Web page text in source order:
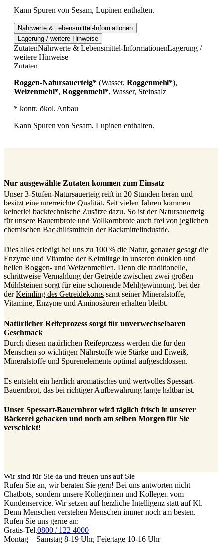
Kann Spuren von Sesam, Lupinen enthalten.
Nährwerte & Lebensmittel-Informationen
Lagerung / weitere Hinweise
ZutatenNährwerte & Lebensmittel-InformationenLagerung /
weitere Hinweise
Zutaten
Roggen-Natursauerteig* (Wasser, Roggenmehl*),
Weizenmehl*, Roggenmehl*, Wasser, Steinsalz
* kontr. ökol. Anbau
Kann Spuren von Sesam, Lupinen enthalten.
Nur ausgewählte Zutaten kommen zum Einsatz
Unser 3-Stufen-Natursauerteig reift in 20 Stunden heran und
besitzt eine unerreichte Qualität. Seit vielen Jahren kommen
keinerlei backtechnische Zusätze dazu. So ist der Natursauerteig
für unsere Bauernbrote und Vollkornbrote auch frei von jeglichen
chemischen Backhilfsmitteln der Backmittelindustrie.
Dies alles erledigt bei uns zu 100 % die Natur, genauer gesagt die
Enzyme und Vitamine der Keimlinge in unseren dunklen und
hellen Roggen- und Weizenmehlen. Denn die traditionelle,
schrittweise Vermahlung der Getreide zwischen zwei großen
Mühlsteinen sorgt für eine schonende Mehlgewinnung, bei der
derKeimling des Getreidekorns samt seiner Mineralstoffe,
Vitamine, Enzyme und Aminosäuren erhalten bleibt.
Natürlicher Reifeprozess sorgt für unverwechselbaren
Geschmack
Durch diesen natürlichen Reifeprozess werden die für den
Menschen so wichtigen Nährstoffe wie Stärke und Eiweiß,
Mineralstoffe und Spurenelemente optimal aufgeschlossen.
Es entsteht ein herrlich aromatisches und wertvolles Spessart-
Bauernbrot, das bei richtiger Aufbewahrung lange haltbar ist.
Unser Spessart-Bauernbrot wird täglich frisch in unserer
Bäckerei gebacken und noch am selben Morgen für Sie
verschickt!
Wir sind für Sie da und freuen uns auf Sie
Rufen Sie an, wir beraten Sie gern! Bei uns antworten nicht
Chatbots, sondern unsere Kolleginnen und Kollegen vom
Kundenservice. Wir setzen auf herzliche Intelligenz statt auf Kl.
Denn Menschen verstehen Menschen immer noch am besten.
Rufen Sie uns gerne an:
Gratis-Tel.0800 / 122 4000
Montag – Samstag 8-19 Uhr, Feiertage 10-16 Uhr